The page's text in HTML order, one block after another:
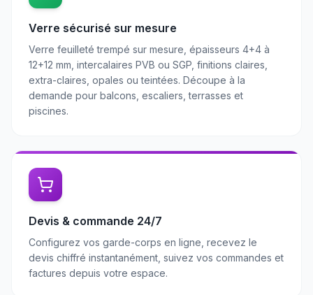
Verre sécurisé sur mesure
Verre feuilleté trempé sur mesure, épaisseurs 4+4 à
12+12 mm, intercalaires PVB ou SGP, finitions claires,
extra-claires, opales ou teintées. Découpe à la
demande pour balcons, escaliers, terrasses et
piscines.
Devis & commande 24/7
Configurez vos garde-corps en ligne, recevez le
devis chiffré instantanément, suivez vos commandes et
factures depuis votre espace.